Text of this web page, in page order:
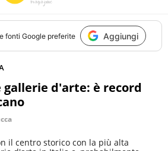
fonti Google preferite Aggiungi
gallerie d'arte: è record
il centro storico con la più alta